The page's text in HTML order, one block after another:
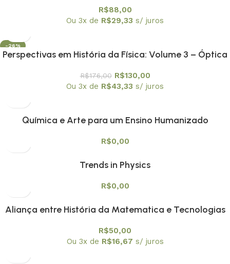
Pedagógica
R$88,00
Ou 3x de R$29,33 s/ juros
-26%
Perspectivas em História da Física: Volume 3 – Óptica
R$176,00 R$130,00
Ou 3x de R$43,33 s/ juros
Química e Arte para um Ensino Humanizado
R$0,00
Trends in Physics
R$0,00
Aliança entre História da Matematica e Tecnologias
R$50,00
Ou 3x de R$16,67 s/ juros